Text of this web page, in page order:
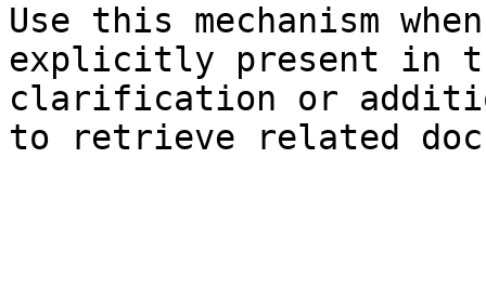
Use this mechanism
explicitly present in
clarification or